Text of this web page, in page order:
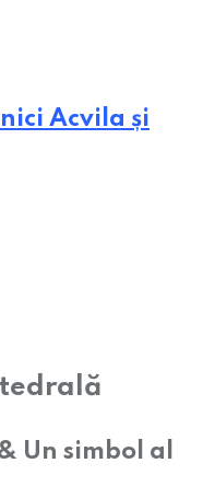
Acvila și
Un simbol al